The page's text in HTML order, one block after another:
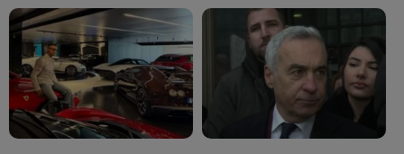
zona Trasfăgărășan:
”Anna, ține-ți prostul
acasă!” - VIDEO